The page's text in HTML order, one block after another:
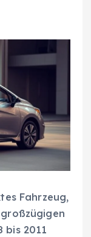
Fahrzeug,
bis 2011